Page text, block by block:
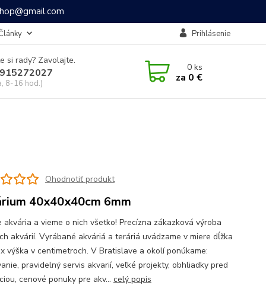
Prihlásenie
si rady? Zavolajte.
8-16 hod.)
0ks
za 0 €
Ohodnotiť produkt
40x40x40cm 6mm
akvária a vieme o nich všetko! Precízna zákazková výroba
akvárií. Vyrábané akváriá a teráriá uvádzame v miere dĺžka
výška v centimetroch. V Bratislave a okolí ponúkame:
pravidelný servis akvarií, veľké projekty, obhliadky pred
cenové ponuky pre akv... celý popis